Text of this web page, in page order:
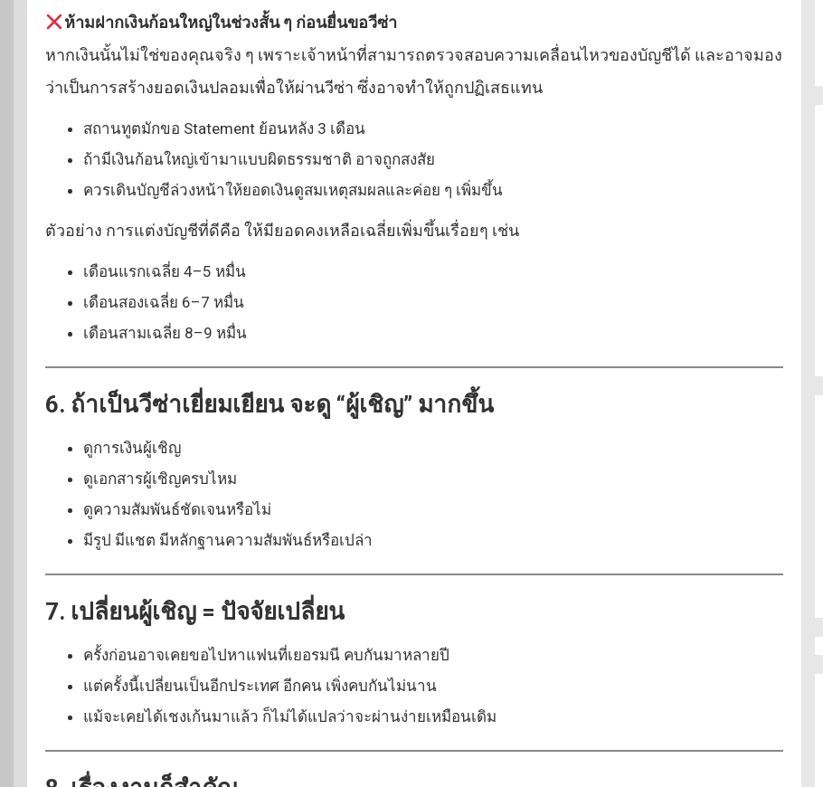
ห้ามฝากเงินก้อนใหญ่ในช่วงสั้น ๆ ก่อนยื่นขอวีซ่า
หากเงินนั้นไม่ใช่ของคุณจริง ๆ เพราะเจ้าหน้าที่สามารถตรวจสอบความเคลื่อนไหวของบัญชีได้ และอาจมอง
ว่าเป็นการสร้างยอดเงินปลอมเพื่อให้ผ่านวีซ่า ซึ่งอาจทำให้ถูกปฏิเสธแทน
สถานทูตมักขอ Statement ย้อนหลัง 3 เดือน
ถ้ามีเงินก้อนใหญ่เข้ามาแบบผิดธรรมชาติ อาจถูกสงสัย
ควรเดินบัญชีล่วงหน้าให้ยอดเงินดูสมเหตุสมผลและค่อย ๆ เพิ่มขึ้น
ตัวอย่าง การแต่งบัญชีที่ดีคือ ให้มียอดคงเหลือเฉลี่ยเพิ่มขึ้นเรื่อยๆ เช่น
เดือนแรกเฉลี่ย 4–5 หมื่น
เดือนสองเฉลี่ย 6–7 หมื่น
เดือนสามเฉลี่ย 8–9 หมื่น
6. ถ้าเป็นวีซ่าเยี่ยมเยียน จะดู “ผู้เชิญ” มากขึ้น
ดูการเงินผู้เชิญ
ดูเอกสารผู้เชิญครบไหม
ดูความสัมพันธ์ชัดเจนหรือไม่
มีรูป มีแชต มีหลักฐานความสัมพันธ์หรือเปล่า
7. เปลี่ยนผู้เชิญ = ปัจจัยเปลี่ยน
ครั้งก่อนอาจเคยขอไปหาแฟนที่เยอรมนี คบกันมาหลายปี
แต่ครั้งนี้เปลี่ยนเป็นอีกประเทศ อีกคน เพิ่งคบกันไม่นาน
แม้จะเคยได้เชงเก้นมาแล้ว ก็ไม่ได้แปลว่าจะผ่านง่ายเหมือนเดิม